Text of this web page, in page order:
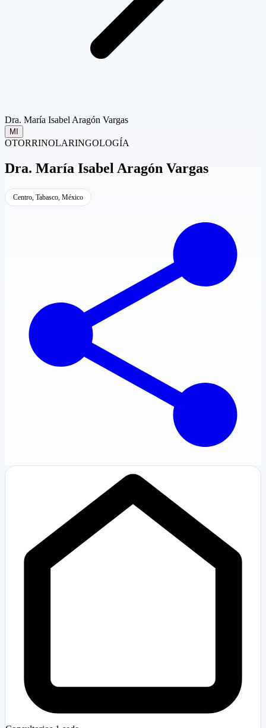
Dra. María Isabel Aragón Vargas
MI
OTORRINOLARINGOLOGÍA
Dra. María Isabel Aragón Vargas
Centro, Tabasco, México